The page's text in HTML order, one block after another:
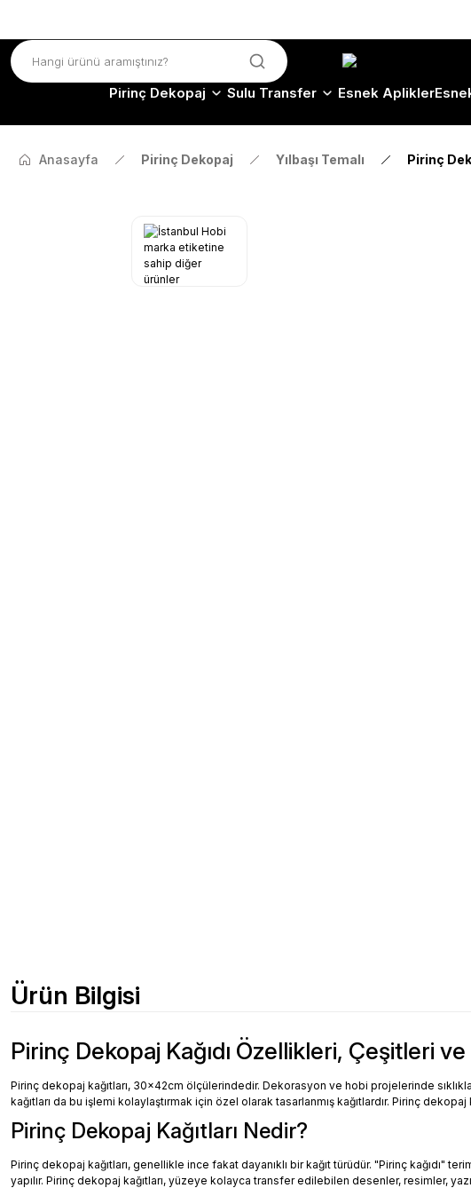
Pirinç Dekopaj Sulu Transfer Esnek Aplikler
Anasayfa Pirinç Dekopaj Yılbaşı Temalı Pirinç
Ürün Bilgisi
Pirinç Dekopaj Kağıdı Özellikleri, Çeşitleri
Pirinç dekopaj kağıtları, 30x42cm ölçülerindedir. Dekorasyon ve hobi projelerinde
kağıtları da bu işlemi kolaylaştırmak için özel olarak tasarlanmış kağıtlardır. Pirinç
Pirinç Dekopaj Kağıtları Nedir?
Pirinç dekopaj kağıtları, genellikle ince fakat dayanıklı bir kağıt türüdür. "Pirinç kağıdı"
yapılır. Pirinç dekopaj kağıtları, yüzeye kolayca transfer edilebilen desenler, resimler,